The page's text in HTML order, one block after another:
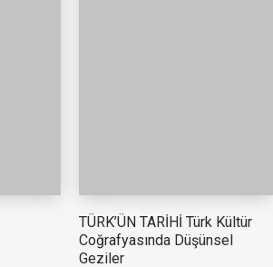
TÜRK’ÜN TARİHİ Türk Kültür
Coğrafyasında Düşünsel
Geziler